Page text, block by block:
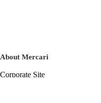
About Mercari
Corporate Site